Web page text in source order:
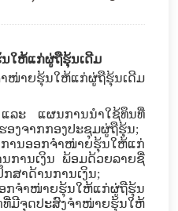
ນໃຫ້ແກ່ຜູ່ຖືຮຸ້ນເດີມ
ໜ່າຍຮຸ້ນໃຫ້ແກ່ຜູ່ຖືຮຸ້ນເດີມ
ລະ ​ແຜນການນໍາໃຊ້ທຶນທີ່​
ອງຈາກກອງປະຊຸມຜູ່ຖືຮຸ້ນ;
ານອອກຈຳໜ່າຍຮຸ້ນ​ໃຫ້​ແກ່
ການ​ເງິນ ພ້ອມດ້ວຍລາຍຊື່
ສາດ້ານການເງິນ​​;
ກຈໍາໜ່າຍຮຸ້ນ​ໃຫ້​ແກ່ຜູ່ຖືຮຸ້ນ
ມີຈຸດປະສົງຈໍາໜ່າຍຮຸ້ນໃຫ້